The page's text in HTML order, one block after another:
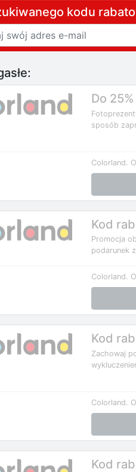
kodu
Do
sposób
Colorland.
Kod
Promocja
podarunek
Colorland.
Kod
Zachowaj
Colorland.
Kod